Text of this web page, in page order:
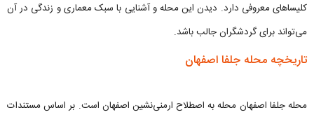
کلیساهای معروفی دارد. دیدن این محله و آشنایی با سبک معماری و زندگی در آن
می‌تواند برای گردشگران جالب باشد.
تاریخچه محله جلفا اصفهان
محله جلفا اصفهان محله به اصطلاح ارمنی‌نشین اصفهان است. بر اساس مستندات